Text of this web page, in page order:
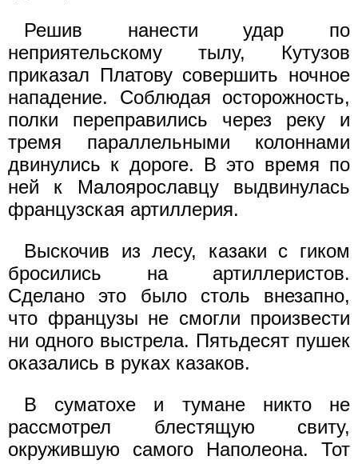
Решив нанести удар по
неприятельскому тылу, Кутузов
приказал Платову совершить ночное
нападение. Соблюдая осторожность,
полки переправились через реку и
тремя параллельными колоннами
двинулись к дороге. В это время по
ней к Малоярославцу выдвинулась
французская артиллерия.
Выскочив из лесу, казаки с гиком
бросились на артиллеристов.
Сделано это было столь внезапно,
что французы не смогли произвести
ни одного выстрела. Пятьдесят пушек
оказались в руках казаков.
В суматохе и тумане никто не
рассмотрел блестящую свиту,
окружившую самого Наполеона. Тот